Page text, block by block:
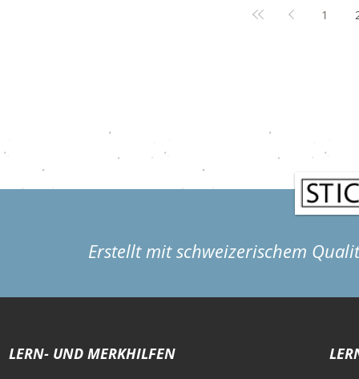
unzähligen Songs
1
Erstellt mit schweizerischem
LERN- UND MERKHILFEN